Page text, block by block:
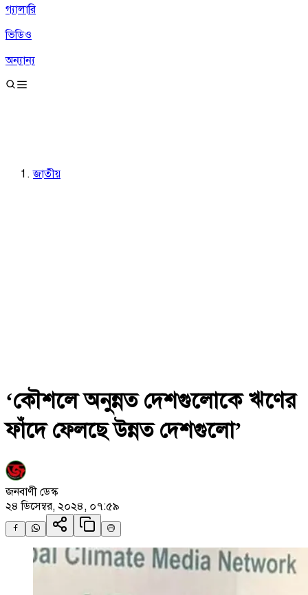
গ্যালারি
ভিডিও
অন্যান্য
জাতীয়
‘কৌশলে অনুন্নত দেশগুলোকে ঋণের
ফাঁদে ফেলছে উন্নত দেশগুলো’
জনবাণী ডেস্ক
২৪ ডিসেম্বর, ২০২৪, ০৭:৫৯